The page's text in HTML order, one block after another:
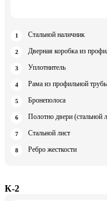
Стальной наличник
Дверная коробка из
Уплотнитель
Рама из профильной
Бронеполоса
Полотно двери (стальной
Стальной лист
Ребро жесткости
К-2